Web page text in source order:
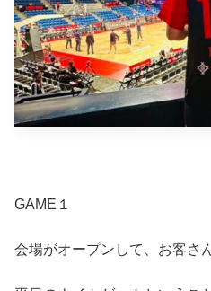
GAME１
会場がオープンして、お客さ